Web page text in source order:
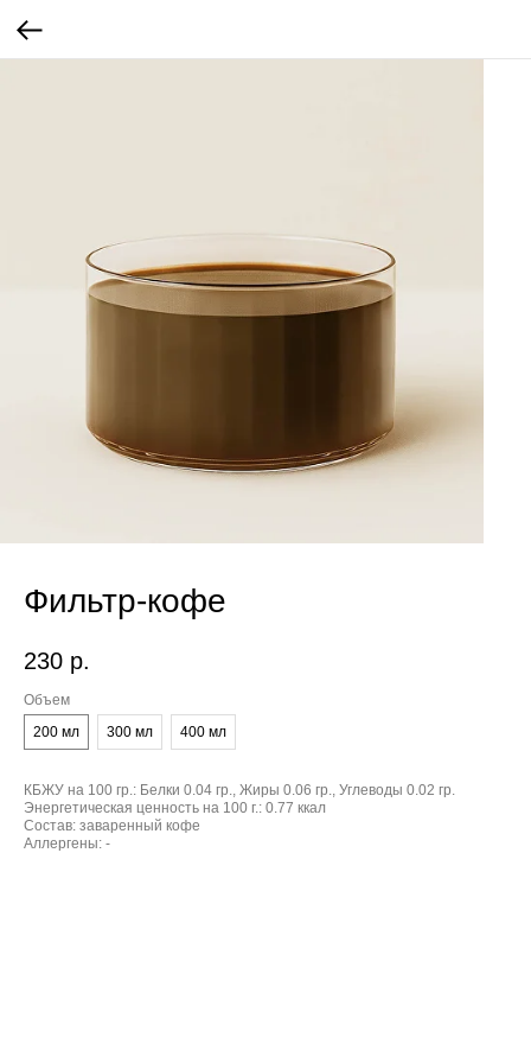
Фильтр-кофе
230 р.
Объем
200 мл
300 мл 400 мл
КБЖУ на 100 гр.: Белки 0.04 гр., Жиры 0.06 гр., Углеводы 0.02 гр.
Энергетическая ценность на 100 г.: 0.77 ккал
Состав: заваренный кофе
Аллергены: -